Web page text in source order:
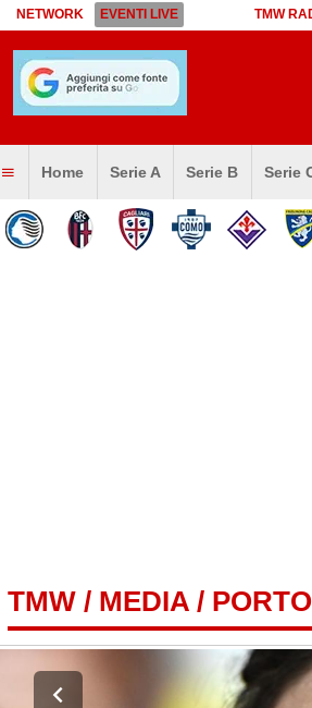
NETWORK EVENTI LIVE TMW
Home Serie A Serie B Serie
TMW / MEDIA /